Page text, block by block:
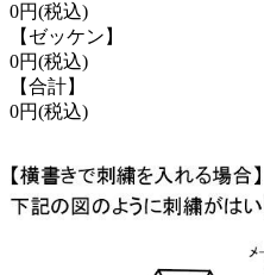
0円(税込)
【ゼッケン】
0円(税込)
【合計】
0円(税込)